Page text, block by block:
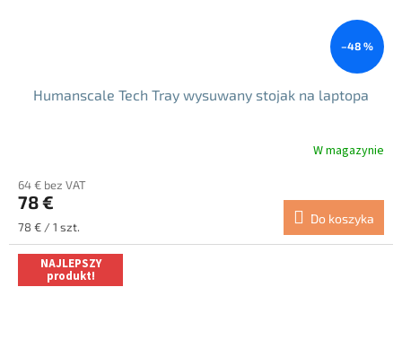
–48 %
Humanscale Tech Tray wysuwany stojak na laptopa
produktu
wynosi
4.0
5
gwiazdek.
W magazynie
64 € bez VAT
78 €
Cena
jednostkowa:
78 € / 1 szt.
Do koszyka
NAJLEPSZY
produkt!